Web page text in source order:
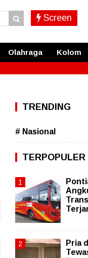
Screen
Olahraga Kolom
TRENDING
# Nasional
TERPOPULER
Pria